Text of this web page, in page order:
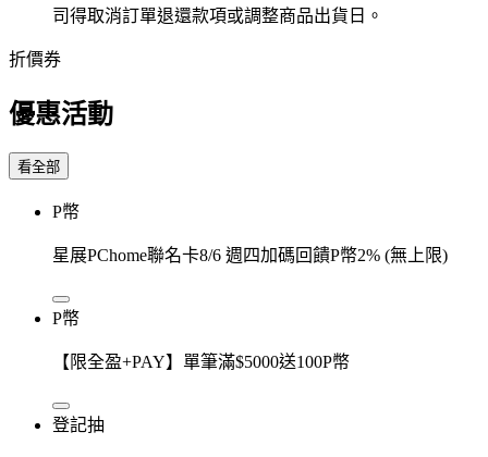
司得取消訂單退還款項或調整商品出貨日。
折價券
優惠活動
看全部
P幣
星展PChome聯名卡8/6 週四加碼回饋P幣2% (無上限)
P幣
【限全盈+PAY】單筆滿$5000送100P幣
登記抽